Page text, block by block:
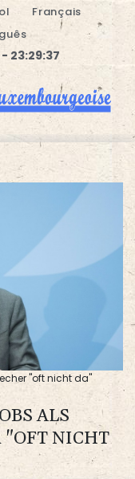
Français
23:29:37
"oft nicht da"
ALS
"OFT NICHT